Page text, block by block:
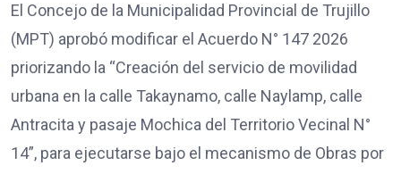
El Concejo de la Municipalidad Provincial de Trujillo
(MPT) aprobó modificar el Acuerdo N° 147 2026
priorizando la “Creación del servicio de movilidad
urbana en la calle Takaynamo, calle Naylamp, calle
Antracita y pasaje Mochica del Territorio Vecinal N°
14”, para ejecutarse bajo el mecanismo de Obras por